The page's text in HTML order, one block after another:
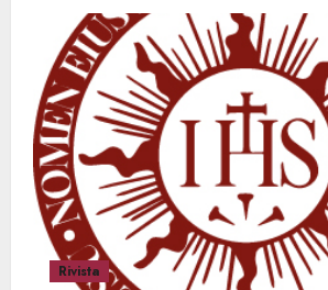
Rivista